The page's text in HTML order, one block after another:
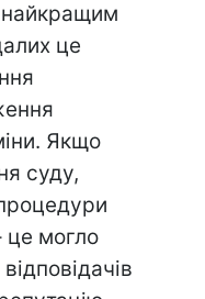
це
Якщо
суду,
це могло